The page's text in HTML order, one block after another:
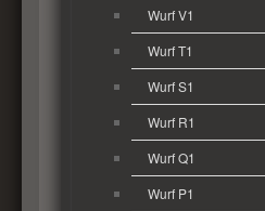
Wurf V1
Wurf T1
Wurf S1
Wurf R1
Wurf Q1
Wurf P1